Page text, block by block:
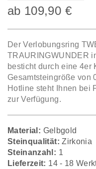
ab 109,90 €
Der Verlobungsring
TRAURINGWUNDER
besticht durch eine 4er
Gesamtsteingröße von
Hotline steht Ihnen bei
zur Verfügung.
Material: Gelbgold
Steinqualität: Zirkonia
Steinanzahl: 1
Lieferzeit: 14 - 18